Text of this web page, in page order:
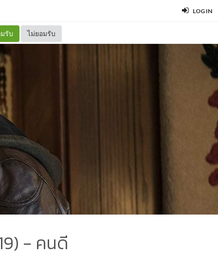
LOG IN
รับ ไม่ยอมรับ
- คนดี